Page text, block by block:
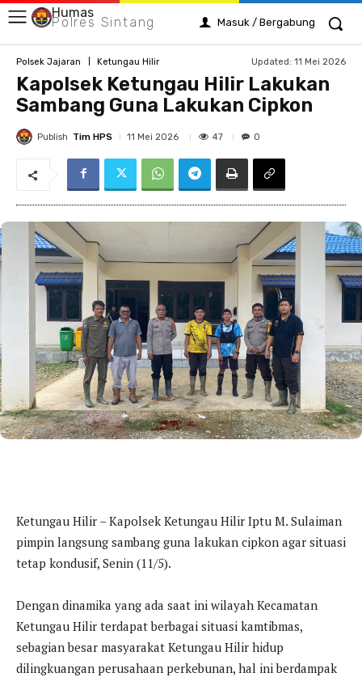
Humas
Polres Sintang Masuk / Bergabung
Polsek Jajaran Ketungau Hilir Updated: 11 Mei 2026
Kapolsek Ketungau Hilir Lakukan
Sambang Guna Lakukan Cipkon
Publish Tim HPS 11 Mei 2026 47 0
Ketungau Hilir – Kapolsek Ketungau Hilir Iptu M. Sulaiman
pimpin langsung sambang guna lakukan cipkon agar situasi
tetap kondusif, Senin (11/5).
Dengan dinamika yang ada saat ini wilayah Kecamatan
Ketungau Hilir terdapat berbagai situasi kamtibmas,
sebagian besar masyarakat Ketungau Hilir hidup
dilingkuangan perusahaan perkebunan, hal ini berdampak